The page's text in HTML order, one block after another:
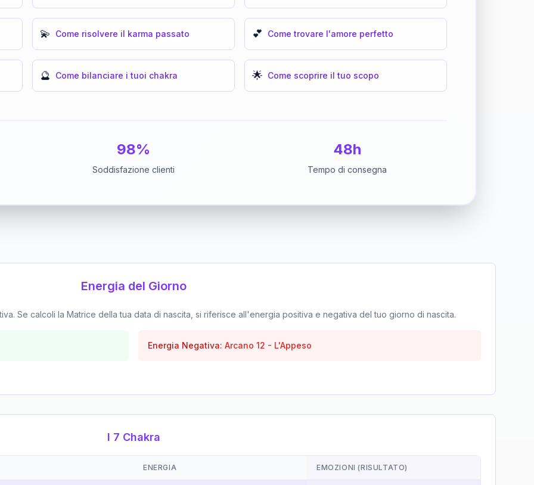
💫 Come risolvere il karma passato 💕 Come trovare l'amore perfetto
🔮 Come bilanciare i tuoi chakra 🌟 Come scoprire il tuo scopo
98%
Soddisfazione clienti
48h
Tempo di consegna
Energia del Giorno
Se calcoli la Matrice della tua data di nascita, si riferisce all'energia positiva e negativa del tuo giorno di nascita.
Energia Negativa: Arcano 12 - L'Appeso
I 7 Chakra
ENERGIA EMOZIONI (RISULTATO)